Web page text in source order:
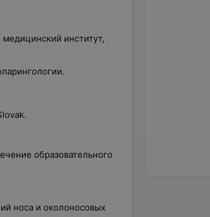
институт,
образовательного
носа и околоносовых